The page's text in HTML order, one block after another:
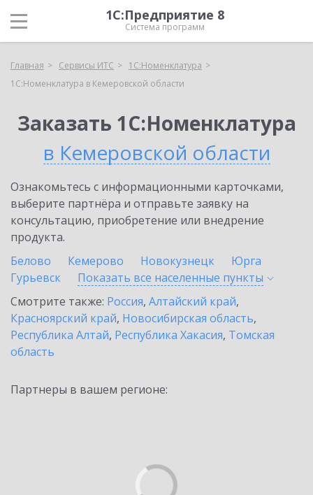
1С:Предприятие 8
Система программ
Главная Сервисы ИТС
1С:Номенклатура
1С:Номенклатура в Кемеровской области
Заказать 1С:Номенклатура
в Кемеровской области
Ознакомьтесь с информационными карточками,
выберите партнёра и отправьте заявку на
консультацию, приобретение или внедрение
продукта.
Белово
Кемерово Новокузнецк
Юрга
Гурьевск
Показать все населенные пункты
Смотрите также: Россия, Алтайский край,
Красноярский край, Новосибирская область,
Республика Алтай, Республика Хакасия, Томская
область
Партнеры в вашем регионе: